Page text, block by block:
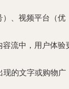
）、视频平台（优
容流中，用户体验
现的文字或购物广